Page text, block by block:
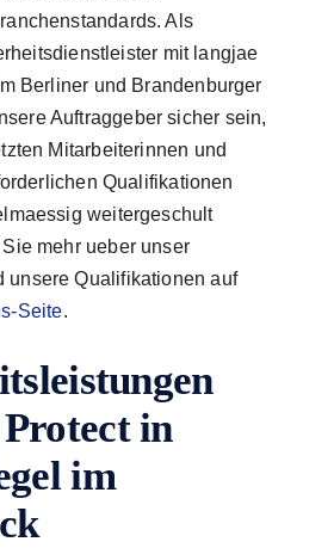
Als
mit langjae
Berliner und Brandenburger
Auftraggeber sicher sein,
Mitarbeiterinnen und
Qualifikationen
weitergeschult
mehr ueber unser
unsere Qualifikationen auf
Seite.
in
im